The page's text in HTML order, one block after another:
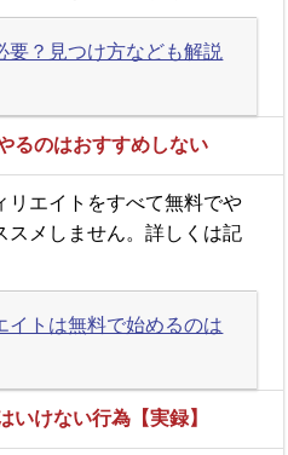
要？見つけ方なども解説
るのはおすすめしない
リエイトをすべて無料でや
スメしません。詳しくは記
イトは無料で始めるのは
いけない行為【実録】